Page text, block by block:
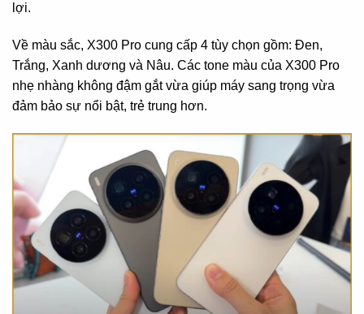
lợi.
Về màu sắc, X300 Pro cung cấp 4 tùy chọn gồm: Đen,
Trắng, Xanh dương và Nâu. Các tone màu của X300 Pro
nhẹ nhàng không đậm gắt vừa giúp máy sang trọng vừa
đảm bảo sự nổi bật, trẻ trung hơn.